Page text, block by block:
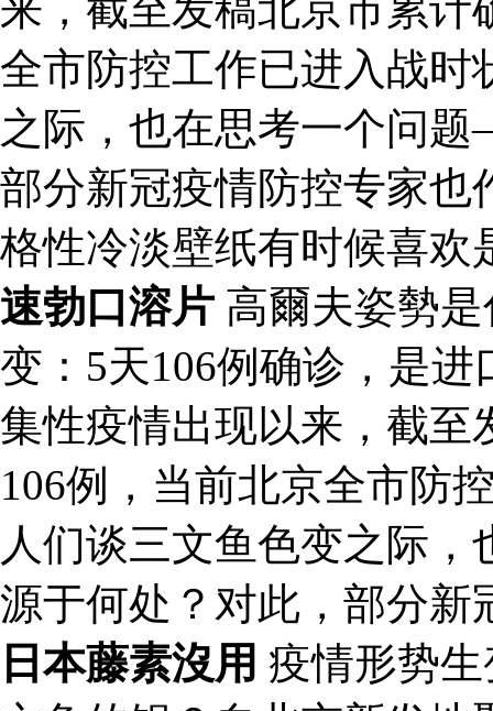
全市防控工作已进入战时
之际，也在思考一个问
部分新冠疫情防控专家
格性冷淡壁纸有时候喜
速勃口溶片 高爾夫姿勢
变：5天106例确诊，是
集性疫情出现以来，截至
106例，当前北京全市防
人们谈三文鱼色变之际
源于何处？对此，部分新
日本藤素沒用 疫情形势